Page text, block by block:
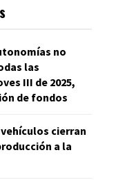
no
las
III de 2025,
de fondos
cierran
a la